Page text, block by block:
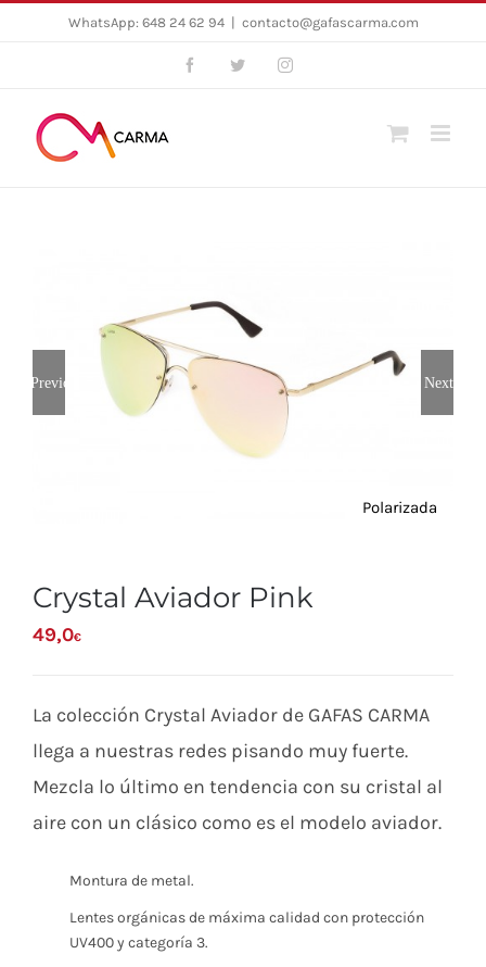
WhatsApp: 648 24 62 94 | contacto@gafascarma.com
FacebookTwitter Instagram
Polarizada
Previous Next
Crystal Aviador Pink
49,0€
La colección Crystal Aviador de GAFAS CARMA
llega a nuestras redes pisando muy fuerte.
Mezcla lo último en tendencia con su cristal al
aire con un clásico como es el modelo aviador.
Montura de metal.
Lentes orgánicas de máxima calidad con protección
UV400 y categoría 3.